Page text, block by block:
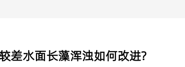
差水面长藻浑浊如何改进?